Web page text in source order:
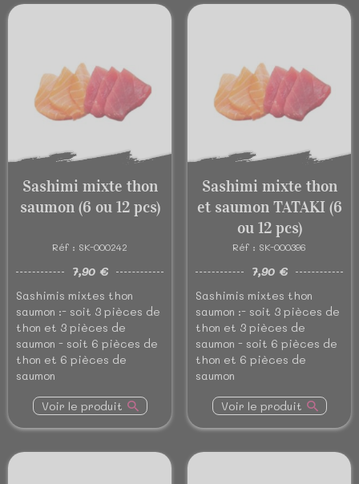
Sashimi mixte thon
saumon (6 ou 12 pcs)
Réf : SK-000242
7,90 €
Sashimis mixtes thon
saumon :- soit 3 pièces de
thon et 3 pièces de
saumon - soit 6 pièces de
thon et 6 pièces de
saumon
Voir le produit
Sashimi mixte thon
et saumon TATAKI (6
ou 12 pcs)
Réf : SK-000396
7,90 €
Sashimis mixtes thon
saumon :- soit 3 pièces de
thon et 3 pièces de
saumon - soit 6 pièces de
thon et 6 pièces de
saumon
Voir le produit